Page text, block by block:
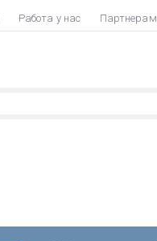
Работа у нас Партнерам